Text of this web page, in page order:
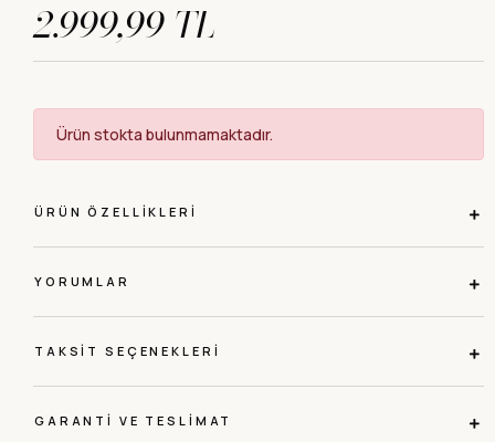
2.999,99 TL
Ürün stokta bulunmamaktadır.
ÜRÜN ÖZELLIKLERI
YORUMLAR
TAKSIT SEÇENEKLERI
GARANTI VE TESLIMAT